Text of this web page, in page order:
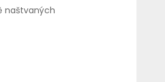
naštvaných